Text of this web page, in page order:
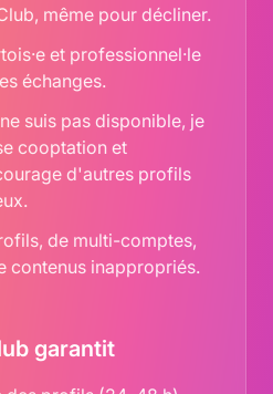
même pour décliner.
et professionnel·le
échanges.
suis pas disponible, je
cooptation et
d'autres profils
de multi-comptes,
contenus inappropriés.
garantit